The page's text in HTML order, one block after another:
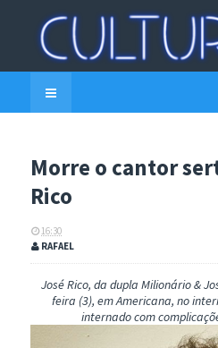
Morre o cantor
Rico
16:30
RAFAEL
José Rico, da dupla Milionário &
feira (3), em Americana, no
internado com